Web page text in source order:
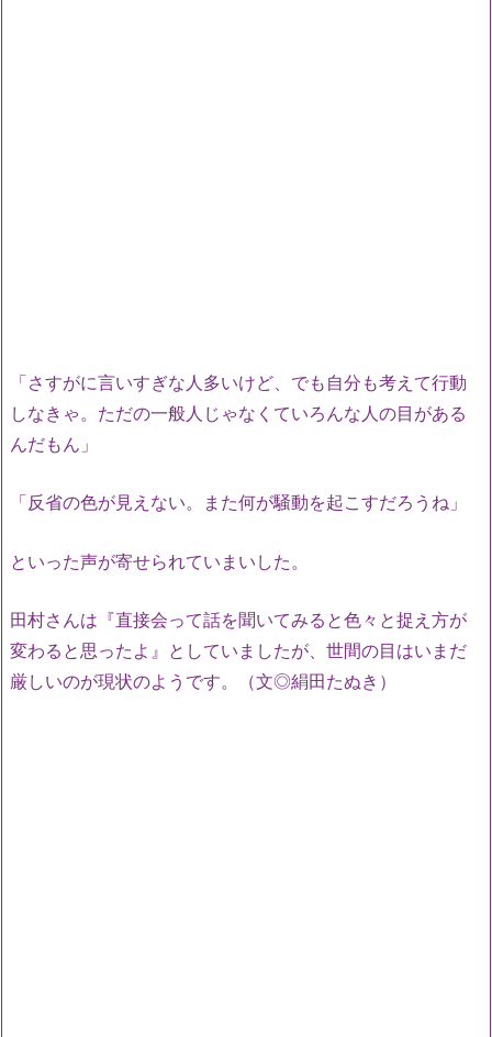
「さすがに言いすぎな人多いけど、でも自分も考えて行動
しなきゃ。ただの一般人じゃなくていろんな人の目がある
んだもん」
「反省の色が見えない。また何が騒動を起こすだろうね」
といった声が寄せられていまいした。
田村さんは『直接会って話を聞いてみると色々と捉え方が
変わると思ったよ』としていましたが、世間の目はいまだ
厳しいのが現状のようです。（文◎絹田たぬき）